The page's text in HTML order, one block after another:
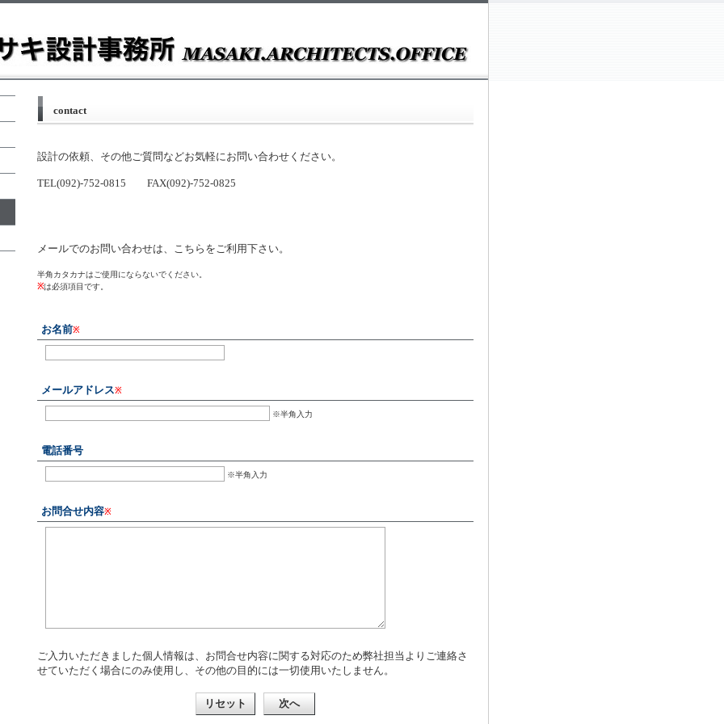
contact
設計の依頼、その他ご質問などお気軽にお問い合わせください。
TEL(092)-752-0815 FAX(092)-752-0825
メールでのお問い合わせは、こちらをご利用下さい。
半角カタカナはご使用にならないでください。
※は必須項目です。
お名前※
メールアドレス※
※半角入力
電話番号
※半角入力
お問合せ内容※
ご入力いただきました個人情報は、お問合せ内容に関する対応のため弊社担当よりご連絡さ
せていただく場合にのみ使用し、その他の目的には一切使用いたしません。